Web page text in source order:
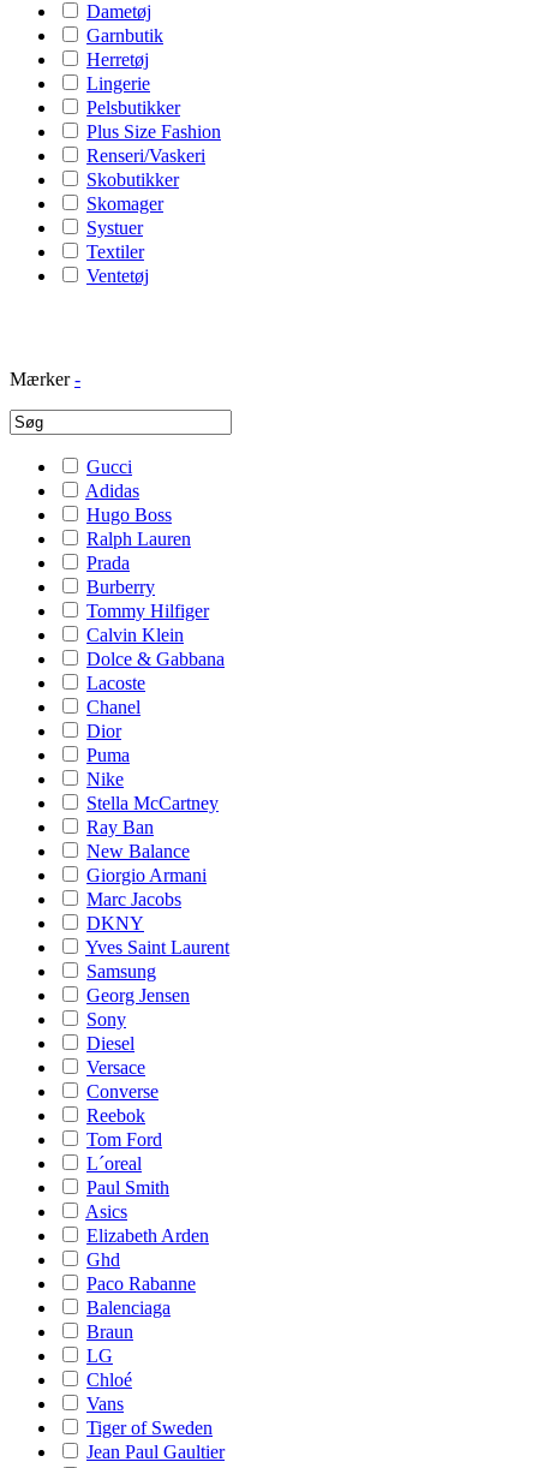
Dametøj
Garnbutik
Herretøj
Lingerie
Pelsbutikker
Plus Size Fashion
Renseri/Vaskeri
Skobutikker
Skomager
Systuer
Textiler
Ventetøj
Mærker -
Gucci
Adidas
Hugo Boss
Ralph Lauren
Prada
Burberry
Tommy Hilfiger
Calvin Klein
Dolce & Gabbana
Lacoste
Chanel
Dior
Puma
Nike
Stella McCartney
Ray Ban
New Balance
Giorgio Armani
Marc Jacobs
DKNY
Yves Saint Laurent
Samsung
Georg Jensen
Sony
Diesel
Versace
Converse
Reebok
Tom Ford
L´oreal
Paul Smith
Asics
Elizabeth Arden
Ghd
Paco Rabanne
Balenciaga
Braun
LG
Chloé
Vans
Tiger of Sweden
Jean Paul Gaultier